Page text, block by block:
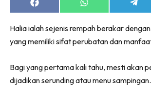
Share
on
Share
on
Share
on
Halia ialah sejenis rempah berakar
yang memiliki sifat perubatan dan
Bagi yang pertama kali tahu, mesti akan
dijadikan serunding atau menu sampingan.